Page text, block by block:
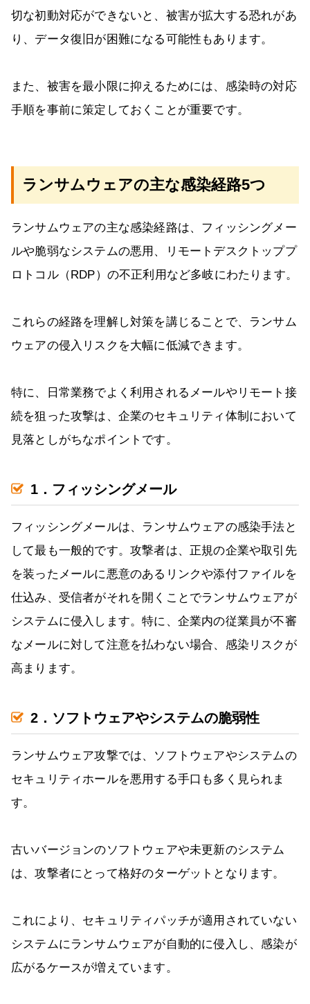
切な初動対応ができないと、被害が拡大する恐れがあ
り、データ復旧が困難になる可能性もあります。
また、被害を最小限に抑えるためには、感染時の対応
手順を事前に策定しておくことが重要です。
ランサムウェアの主な感染経路5つ
ランサムウェアの主な感染経路は、フィッシングメー
ルや脆弱なシステムの悪用、リモートデスクトッププ
ロトコル（RDP）の不正利用など多岐にわたります。
これらの経路を理解し対策を講じることで、ランサム
ウェアの侵入リスクを大幅に低減できます。
特に、日常業務でよく利用されるメールやリモート接
続を狙った攻撃は、企業のセキュリティ体制において
見落としがちなポイントです。
1．フィッシングメール
フィッシングメールは、ランサムウェアの感染手法と
して最も一般的です。攻撃者は、正規の企業や取引先
を装ったメールに悪意のあるリンクや添付ファイルを
仕込み、受信者がそれを開くことでランサムウェアが
システムに侵入します。特に、企業内の従業員が不審
なメールに対して注意を払わない場合、感染リスクが
高まります。
2．ソフトウェアやシステムの脆弱性
ランサムウェア攻撃では、ソフトウェアやシステムの
セキュリティホールを悪用する手口も多く見られま
す。
古いバージョンのソフトウェアや未更新のシステム
は、攻撃者にとって格好のターゲットとなります。
これにより、セキュリティパッチが適用されていない
システムにランサムウェアが自動的に侵入し、感染が
広がるケースが増えています。